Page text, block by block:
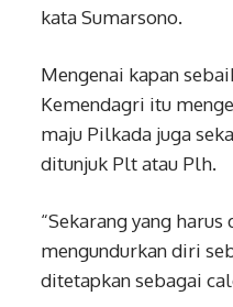
kata Sumarsono.
Mengenai kapan
Kemendagri itu
maju Pilkada juga
ditunjuk Plt atau Plh.
“Sekarang yang
mengundurkan diri
ditetapkan sebagai